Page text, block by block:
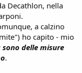
Decathlon, nella
a calzino
ho capito - mio
delle misure
.